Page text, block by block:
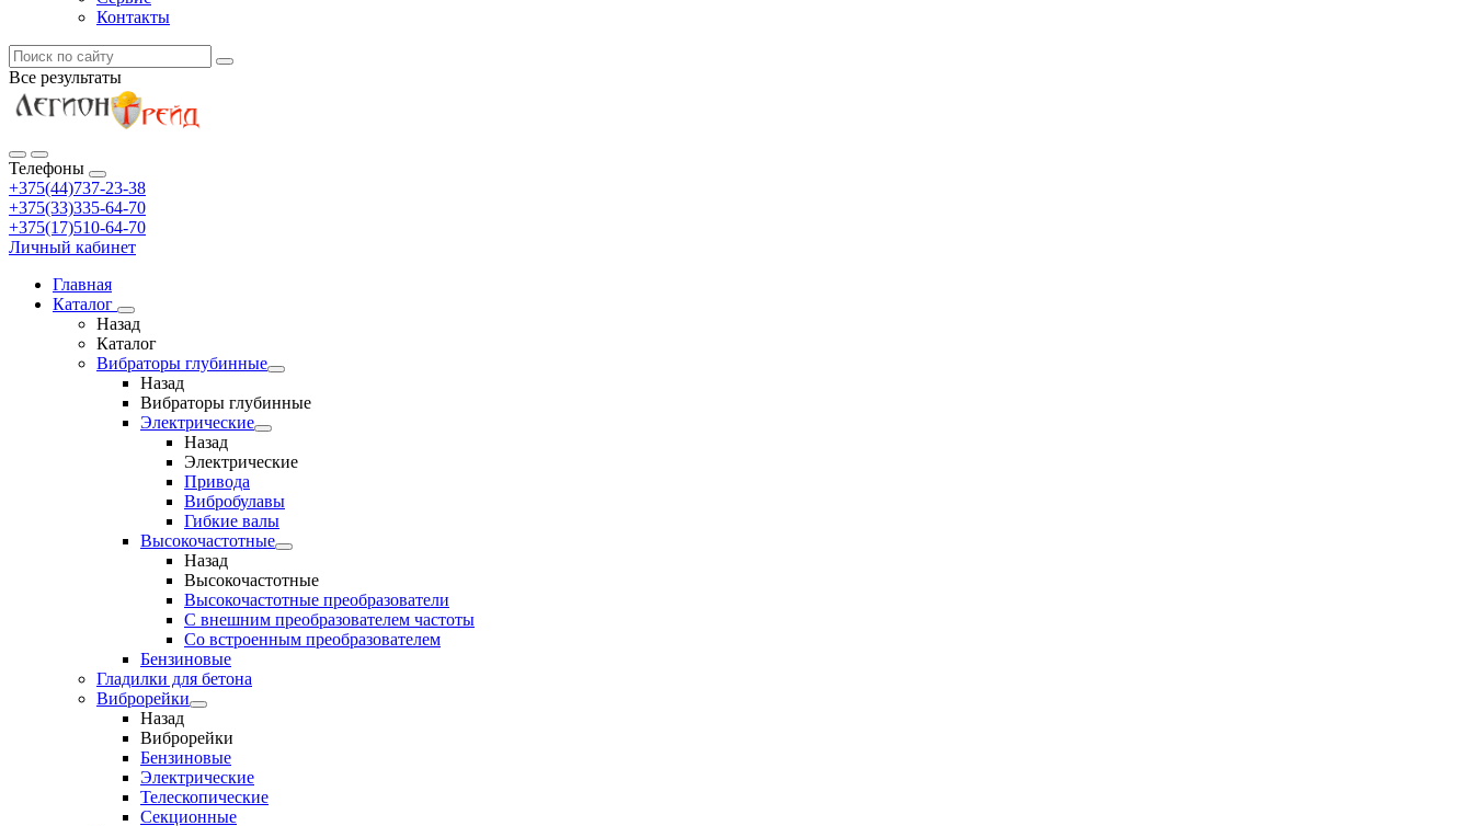
Контакты
Все результаты
Телефоны
+375(44)737-23-38
+375(33)335-64-70
+375(17)510-64-70
Личный кабинет
Главная
Каталог
Назад
Каталог
Вибраторы глубинные
Назад
Вибраторы глубинные
Электрические
Назад
Электрические
Привода
Вибробулавы
Гибкие валы
Высокочастотные
Назад
Высокочастотные
Высокочастотные преобразователи
С внешним преобразователем частоты
Cо встроенным преобразователем
Бензиновые
Гладилки для бетона
Виброрейки
Назад
Виброрейки
Бензиновые
Электрические
Телескопические
Секционные